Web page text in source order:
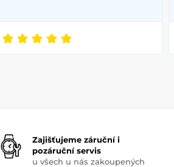
Zajišťujeme záruční i
pozáruční servis
u všech u nás zakoupených